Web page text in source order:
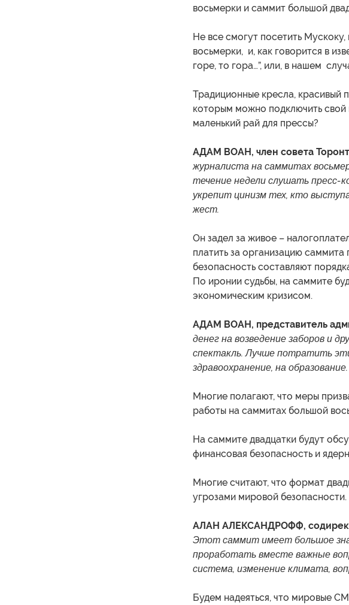
восьмерки и саммит большой
Не все смогут посетить
восьмерки, и, как говорится в
горе, то гора…”, или, в нашем
Традиционные кресла, красивый
которым можно подключить свой
маленький рай для прессы?
АДАМ ВОАН, член совета
журналиста на саммитах
течение недели слушать пресс-
укрепит цинизм тех, кто
жест.
Он задел за живое –
платить за организацию
безопасность составляют
По иронии судьбы, на саммите
экономическим кризисом.
АДАМ ВОАН, представитель
денег на возведение заборов и
спектакль. Лучше потратить
здравоохранение, на
Многие полагают, что меры
работы на саммитах большой
На саммите двадцатки будут
финансовая безопасность и
Многие считают, что формат
угрозами мировой безопасности.
АЛАН АЛЕКСАНДРОФФ,
Этот саммит имеет большое
проработать вместе важные
система, изменение климата,
Будем надеяться, что мировые